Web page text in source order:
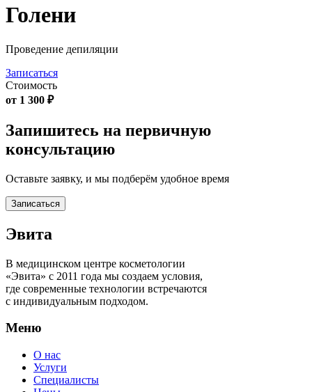
Skip
to
Голени
Проведение депиляции
Записаться
Стоимость
от 1 300 ₽
Запишитесь на первичную
консультацию
Оставьте заявку, и мы подберём удобное время
Записаться
Эвита
В медицинском центре косметологии
«Эвита» с 2011 года мы создаем условия,
где современные технологии встречаются
с индивидуальным подходом.
Меню
О нас
Услуги
Специалисты